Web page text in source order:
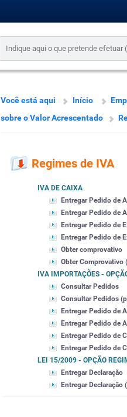
Você está aqui Início
sobre o Valor Acrescentado
Regimes de IVA
IVA DE CAIXA
Entregar Pedido de
Entregar Pedido de
Entregar Pedido de
Entregar Pedido de
Obter comprovativo
Obter Comprovativo
IVA IMPORTAÇÕES -
Consultar Pedidos
Consultar Pedidos
Entregar Pedido de
Entregar Pedido de
Entregar Pedido de
Entregar Pedido de
LEI 15/2009 - OPÇÃO
Entregar Declaração
Entregar